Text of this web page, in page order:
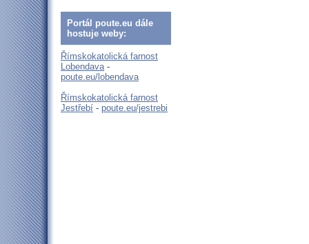
Portál poute.eu dále
hostuje weby:
Římskokatolická farnost
Lobendava-
poute.eu/lobendava
Římskokatolická farnost
Jestřebí - poute.eu/jestrebi